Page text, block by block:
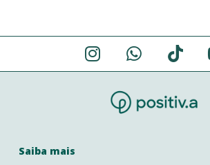
Alternative:
Saiba mais